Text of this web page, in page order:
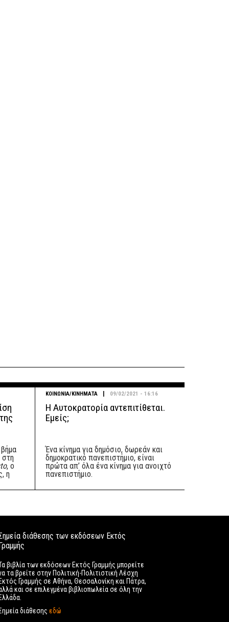
, ο
η
ΚΟΙΝΩΝΙΑ/ΚΙΝΗΜΑΤΑ 09/02/2021 - 16:16
Η Αυτοκρατορία αντεπιτίθεται.
Εμείς;
Ένα κίνημα για δημόσιο, δωρεάν και
δημοκρατικό πανεπιστήμιο, είναι
πρώτα απ’ όλα ένα κίνημα για ανοιχτό
πανεπιστήμιο.
διάθεσης των εκδόσεων Εκτός
βιβλία των εκδόσεων Εκτός Γραμμής μπορείτε
τα βρείτε στην Πολιτική-Πολιτιστική Λέσχη
Γραμμής σε Αθήνα, Θεσσαλονίκη και Πάτρα,
και σε επιλεγμένα βιβλιοπωλεία σε όλη την
διάθεσης εδώ